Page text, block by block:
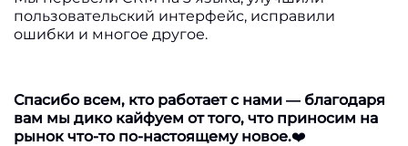
пользовательский интерфейс, исправили
ошибки и многое другое.
Спасибо всем, кто работает с нами — благодаря
вам мы дико кайфуем от того, что приносим на
рынок что-то по-настоящему новое.❤️